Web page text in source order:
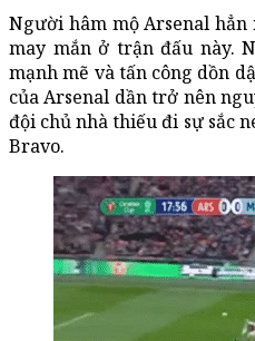
Người hâm mộ Arsenal
may mắn ở trận đấu này.
mạnh mẽ và tấn công dồn
của Arsenal dần trở nên
đội chủ nhà thiếu đi sự sắc
Bravo.